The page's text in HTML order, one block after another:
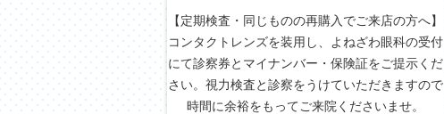
【定期検査・同じものの再購入でご来店の方へ】
コンタクトレンズを装用し、よねざわ眼科の受付
にて診察券とマイナンバー・保険証をご提示くだ
さい。視力検査と診察をうけていただきますので
時間に余裕をもってご来院くださいませ。